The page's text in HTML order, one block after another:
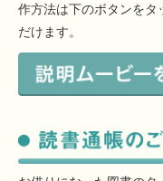
作方法は下のボタンをタ
だけます。